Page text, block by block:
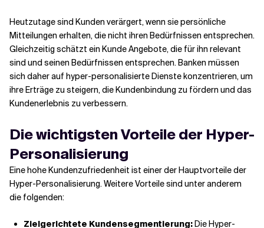
Heutzutage sind Kunden verärgert, wenn sie persönliche
Mitteilungen erhalten, die nicht ihren Bedürfnissen entsprechen.
Gleichzeitig schätzt ein Kunde Angebote, die für ihn relevant
sind und seinen Bedürfnissen entsprechen. Banken müssen
sich daher auf hyper-personalisierte Dienste konzentrieren, um
ihre Erträge zu steigern, die Kundenbindung zu fördern und das
Kundenerlebnis zu verbessern.
Die wichtigsten Vorteile der Hyper-
Personalisierung
Eine hohe Kundenzufriedenheit ist einer der Hauptvorteile der
Hyper-Personalisierung. Weitere Vorteile sind unter anderem
die folgenden:
Zielgerichtete Kundensegmentierung:Die Hyper-